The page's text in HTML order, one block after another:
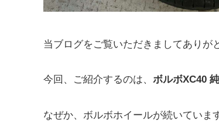
当ブログをご覧いただきましてありが
今回、ご紹介するのは、 ボルボXC40
なぜか、ボルボホイールが続いていま